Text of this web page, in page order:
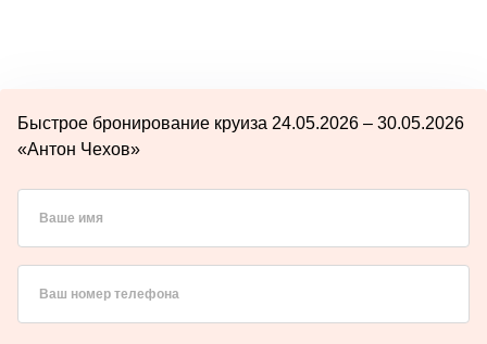
Быстрое бронирование круиза 24.05.2026 – 30.05.2026
«Антон Чехов»
Ваше имя
Ваш номер телефона